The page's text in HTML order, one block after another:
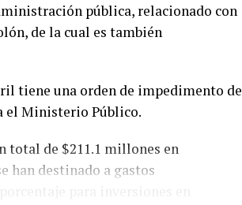
pública, relacionado con
de la cual es también
tiene una orden de impedimento de
el Ministerio Público.
total de $211.1 millones en
han destinado a gastos